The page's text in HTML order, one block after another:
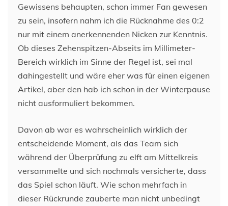
Gewissens behaupten, schon immer Fan gewesen
zu sein, insofern nahm ich die Rücknahme des 0:2
nur mit einem anerkennenden Nicken zur Kenntnis.
Ob dieses Zehenspitzen-Abseits im Millimeter-
Bereich wirklich im Sinne der Regel ist, sei mal
dahingestellt und wäre eher was für einen eigenen
Artikel, aber den hab ich schon in der Winterpause
nicht ausformuliert bekommen.
Davon ab war es wahrscheinlich wirklich der
entscheidende Moment, als das Team sich
während der Überprüfung zu elft am Mittelkreis
versammelte und sich nochmals versicherte, dass
das Spiel schon läuft. Wie schon mehrfach in
dieser Rückrunde zauberte man nicht unbedingt